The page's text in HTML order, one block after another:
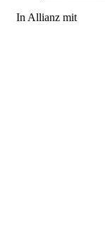
In Allianz mit